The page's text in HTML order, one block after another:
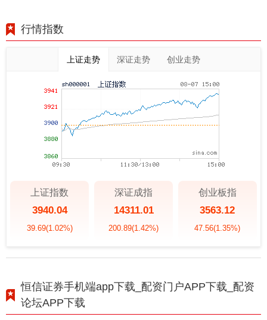
行情指数
上证走势 深证走势 创业走势
上证指数
3940.04
39.69(1.02%)
深证成指
14311.01
200.89(1.42%)
创业板指
3563.12
47.56(1.35%)
恒信证券手机端app下载_配资门户APP下载_配资
论坛APP下载